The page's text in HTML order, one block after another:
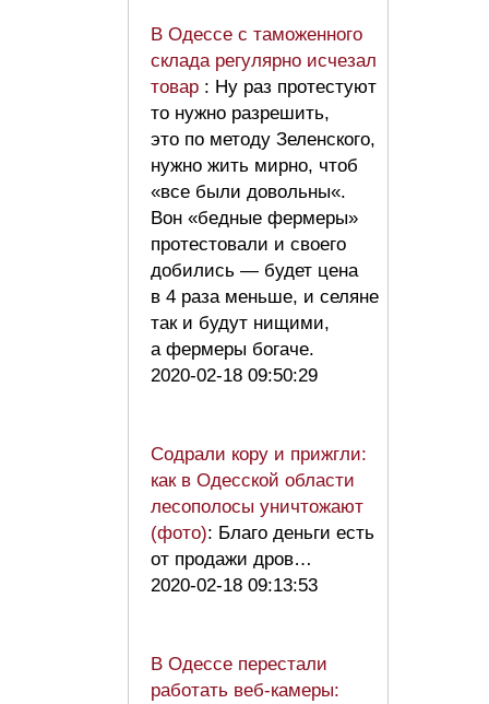
В Одессе с таможенного
склада регулярно исчезал
товар : Ну раз протестуют
то нужно разрешить,
это по методу Зеленского,
нужно жить мирно, чтоб
«все были довольны«.
Вон «бедные фермеры»
протестовали и своего
добились — будет цена
в 4 раза меньше, и селяне
так и будут нищими,
а фермеры богаче.
2020-02-18 09:50:29
Содрали кору и прижгли:
как в Одесской области
лесополосы уничтожают
(фото): Благо деньги есть
от продажи дров…
2020-02-18 09:13:53
В Одессе перестали
работать веб-камеры: